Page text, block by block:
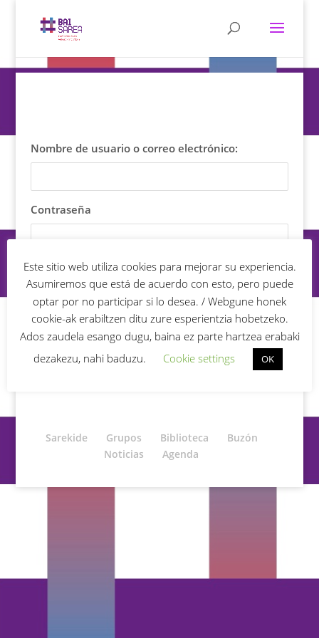
Nombre de usuario o correo electrónico:
Contraseña
¿Has olvidado tu contraseña?
Sarekide Grupos Biblioteca
Buzón
Noticias
Agenda
Este sitio web utiliza cookies para mejorar su experiencia.
Asumiremos que está de acuerdo con esto, pero puede
optar por no participar si lo desea. / Webgune honek
cookie-ak erabiltzen ditu zure esperientzia hobetzeko.
Ados zaudela esango dugu, baina ez parte hartzea erabaki
dezakezu, nahi baduzu.
Cookie settings OK